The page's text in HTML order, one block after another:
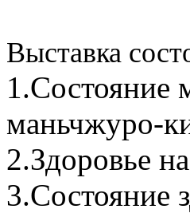
Выставка
1.Состояние
маньчжуро-
2.Здоровье
3.Состояние